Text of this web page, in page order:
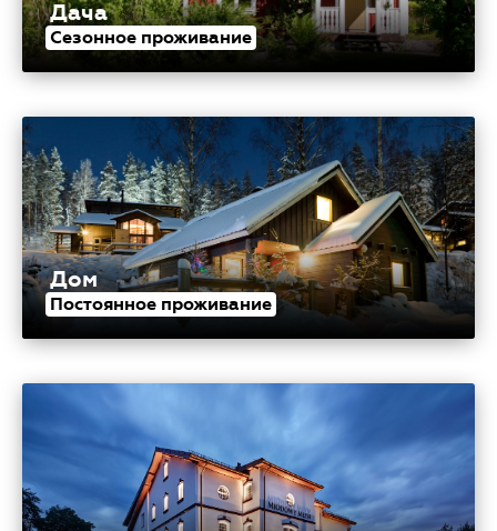
Дача
Сезонное проживание
Дом
Постоянное проживание